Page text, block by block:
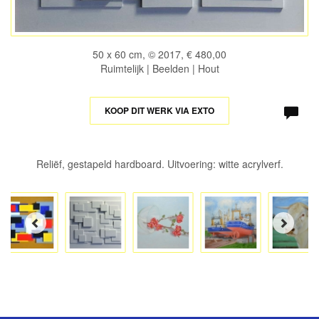
50 x 60 cm, © 2017, € 480,00
Ruimtelijk | Beelden | Hout
KOOP DIT WERK VIA EXTO
Reliëf, gestapeld hardboard. Uitvoering: witte acrylverf.